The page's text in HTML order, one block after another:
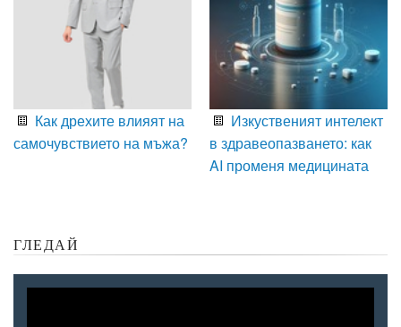
Как дрехите влияят на
самочувствието на мъжа?
Изкуственият интелект
в здравеопазването: как
AI променя медицината
ГЛЕДАЙ